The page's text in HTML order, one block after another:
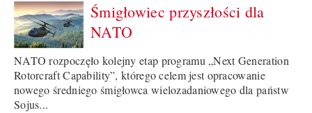
Śmigłowiec przyszłości dla
NATO
NATO rozpoczęło kolejny etap programu „Next Generation
Rotorcraft Capability”, którego celem jest opracowanie
nowego średniego śmigłowca wielozadaniowego dla państw
Sojus...